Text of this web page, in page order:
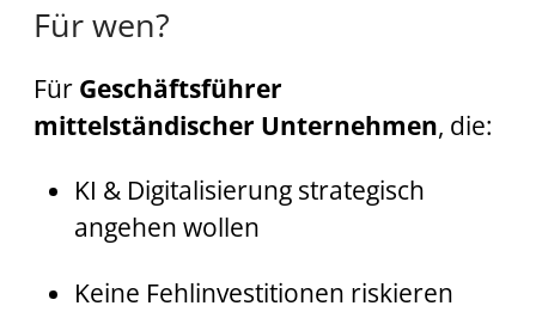
Für wen?
Für Geschäftsführer
mittelständischer Unternehmen, die:
KI & Digitalisierung strategisch
angehen wollen
Keine Fehlinvestitionen riskieren